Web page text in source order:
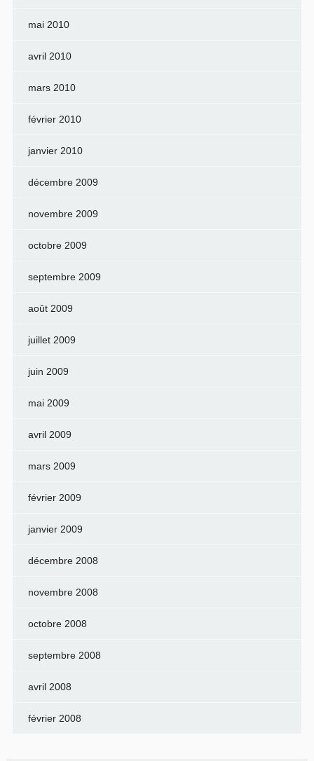
mai 2010
avril 2010
mars 2010
février 2010
janvier 2010
décembre 2009
novembre 2009
octobre 2009
septembre 2009
août 2009
juillet 2009
juin 2009
mai 2009
avril 2009
mars 2009
février 2009
janvier 2009
décembre 2008
novembre 2008
octobre 2008
septembre 2008
avril 2008
février 2008